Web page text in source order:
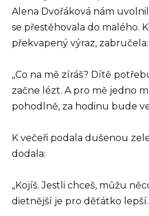
Alena Dvořáková nám
se přestěhovala do malého.
překvapený výraz, zabručela:
„Co na mě zíráš? Dítě
začne lézt. A pro mě jedno
pohodlně, za hodinu bude
K večeři podala dušenou
dodala:
„Kojíš. Jestli chceš, můžu
dietnější je pro děťátko lepší.